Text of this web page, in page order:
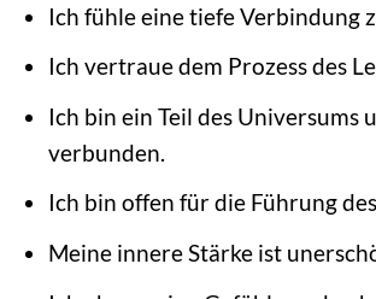
Ich fühle eine tiefe Verbindung
Ich vertraue dem Prozess des
Ich bin ein Teil des Universums
verbunden.
Ich bin offen für die Führung
Meine innere Stärke ist